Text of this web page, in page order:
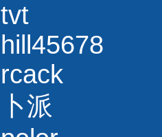
tvt
hill45678
rcack
卜派